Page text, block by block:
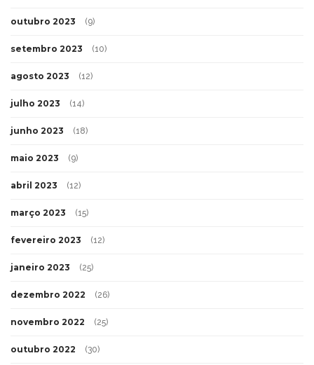
outubro 2023 (9)
setembro 2023 (10)
agosto 2023 (12)
julho 2023 (14)
junho 2023 (18)
maio 2023 (9)
abril 2023 (12)
março 2023 (15)
fevereiro 2023 (12)
janeiro 2023 (25)
dezembro 2022 (26)
novembro 2022 (25)
outubro 2022 (30)